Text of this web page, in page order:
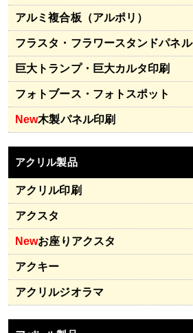
アルミ複合板（アルポリ）
フラスタ・フラワースタンドパネル
巨大トランプ・巨大カルタ印刷
フォトブース・フォトスポット
New木製パネル印刷
アクリル製品
アクリル印刷
アクスタ
Newお座りアクスタ
アクキー
アクリルジオラマ